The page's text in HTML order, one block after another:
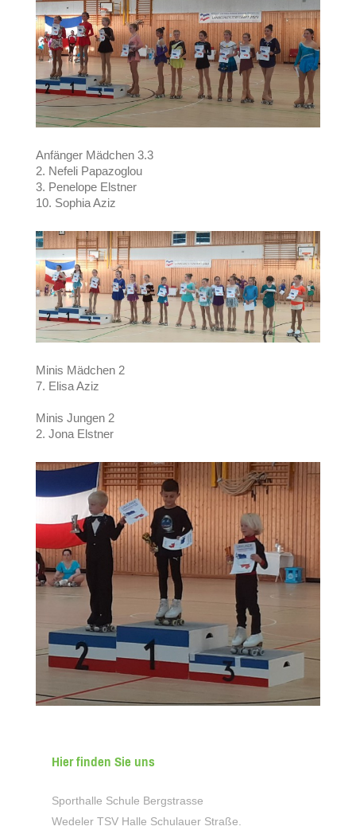
Anfänger Mädchen 3.3
2. Nefeli Papazoglou
3. Penelope Elstner
10. Sophia Aziz
Minis Mädchen 2
7. Elisa Aziz
Minis Jungen 2
2. Jona Elstner
Hier finden Sie uns
Sporthalle Schule Bergstrasse
Wedeler TSV Halle Schulauer Straße.